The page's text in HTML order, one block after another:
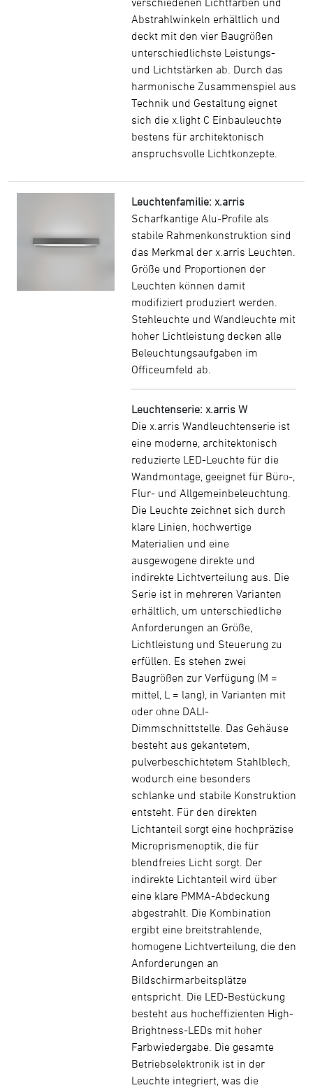
Abstrahlwinkeln erhältlich und
deckt mit den vier Baugrößen
unterschiedlichste Leistungs-
und Lichtstärken ab. Durch das
harmonische Zusammenspiel aus
Technik und Gestaltung eignet
sich die x.light C Einbauleuchte
bestens für architektonisch
anspruchsvolle Lichtkonzepte.
Leuchtenfamilie: x.arris
Scharfkantige Alu-Profile als
stabile Rahmenkonstruktion sind
das Merkmal der x.arris Leuchten.
Größe und Proportionen der
Leuchten können damit
modifiziert produziert werden.
Stehleuchte und Wandleuchte mit
hoher Lichtleistung decken alle
Beleuchtungsaufgaben im
Officeumfeld ab.
Leuchtenserie: x.arris W
Die x.arris Wandleuchtenserie ist
eine moderne, architektonisch
reduzierte LED-Leuchte für die
Wandmontage, geeignet für Büro-,
Flur- und Allgemeinbeleuchtung.
Die Leuchte zeichnet sich durch
klare Linien, hochwertige
Materialien und eine
ausgewogene direkte und
indirekte Lichtverteilung aus. Die
Serie ist in mehreren Varianten
erhältlich, um unterschiedliche
Anforderungen an Größe,
Lichtleistung und Steuerung zu
erfüllen. Es stehen zwei
Baugrößen zur Verfügung (M =
mittel, L = lang), in Varianten mit
oder ohne DALI-
Dimmschnittstelle. Das Gehäuse
besteht aus gekantetem,
pulverbeschichtetem Stahlblech,
wodurch eine besonders
schlanke und stabile Konstruktion
entsteht. Für den direkten
Lichtanteil sorgt eine hochpräzise
Microprismenoptik, die für
blendfreies Licht sorgt. Der
indirekte Lichtanteil wird über
eine klare PMMA-Abdeckung
abgestrahlt. Die Kombination
ergibt eine breitstrahlende,
homogene Lichtverteilung, die den
Anforderungen an
Bildschirmarbeitsplätze
entspricht. Die LED-Bestückung
besteht aus hocheffizienten High-
Brightness-LEDs mit hoher
Farbwiedergabe. Die gesamte
Betriebselektronik ist in der
Leuchte integriert, was die